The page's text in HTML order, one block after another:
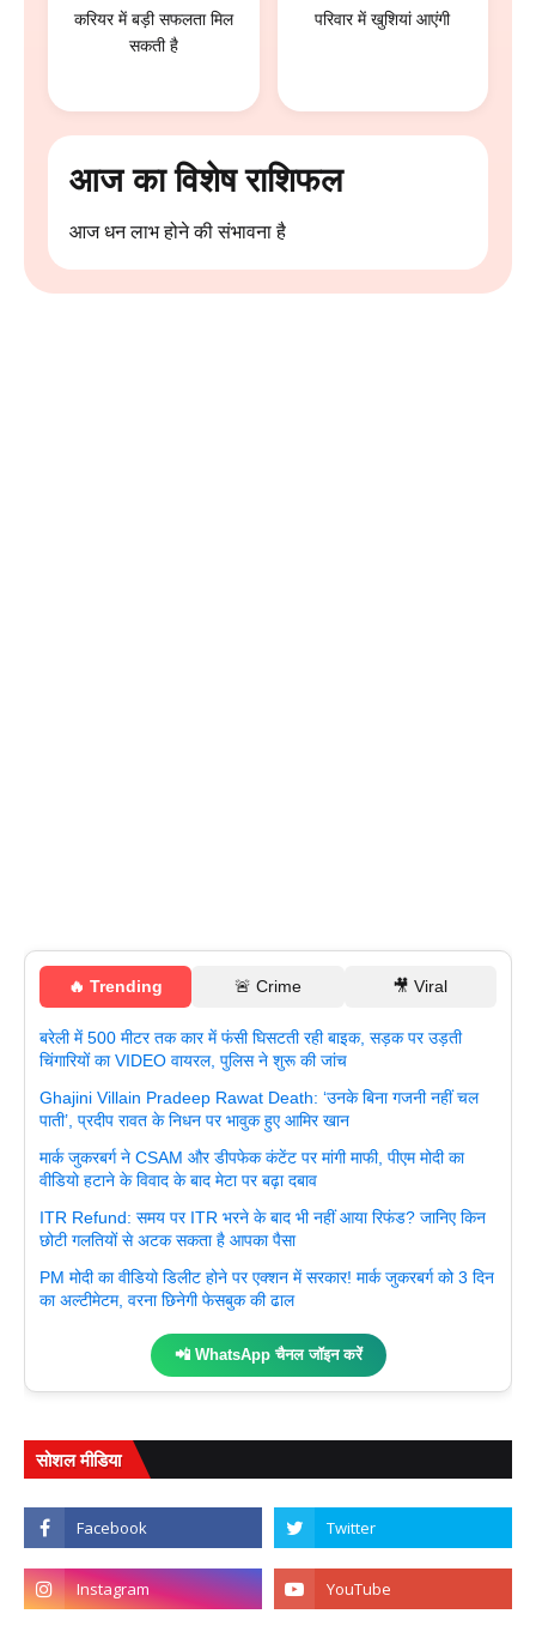
करियर में बड़ी सफलता मिल
सकती है
परिवार में खुशियां आएंगी
आज का विशेष राशिफल
आज धन लाभ होने की संभावना है
🔥 Trending 🚨 Crime 🎥 Viral
बरेली में 500 मीटर तक कार में फंसी घिसटती रही बाइक, सड़क पर उड़ती
चिंगारियों का VIDEO वायरल, पुलिस ने शुरू की जांच
Ghajini Villain Pradeep Rawat Death: ‘उनके बिना गजनी नहीं चल
पाती’, प्रदीप रावत के निधन पर भावुक हुए आमिर खान
मार्क जुकरबर्ग ने CSAM और डीपफेक कंटेंट पर मांगी माफी, पीएम मोदी का
वीडियो हटाने के विवाद के बाद मेटा पर बढ़ा दबाव
ITR Refund: समय पर ITR भरने के बाद भी नहीं आया रिफंड? जानिए किन
छोटी गलतियों से अटक सकता है आपका पैसा
PM मोदी का वीडियो डिलीट होने पर एक्शन में सरकार! मार्क जुकरबर्ग को 3 दिन
का अल्टीमेटम, वरना छिनेगी फेसबुक की ढाल
📲 WhatsApp चैनल जॉइन करें
सोशल मीडिया